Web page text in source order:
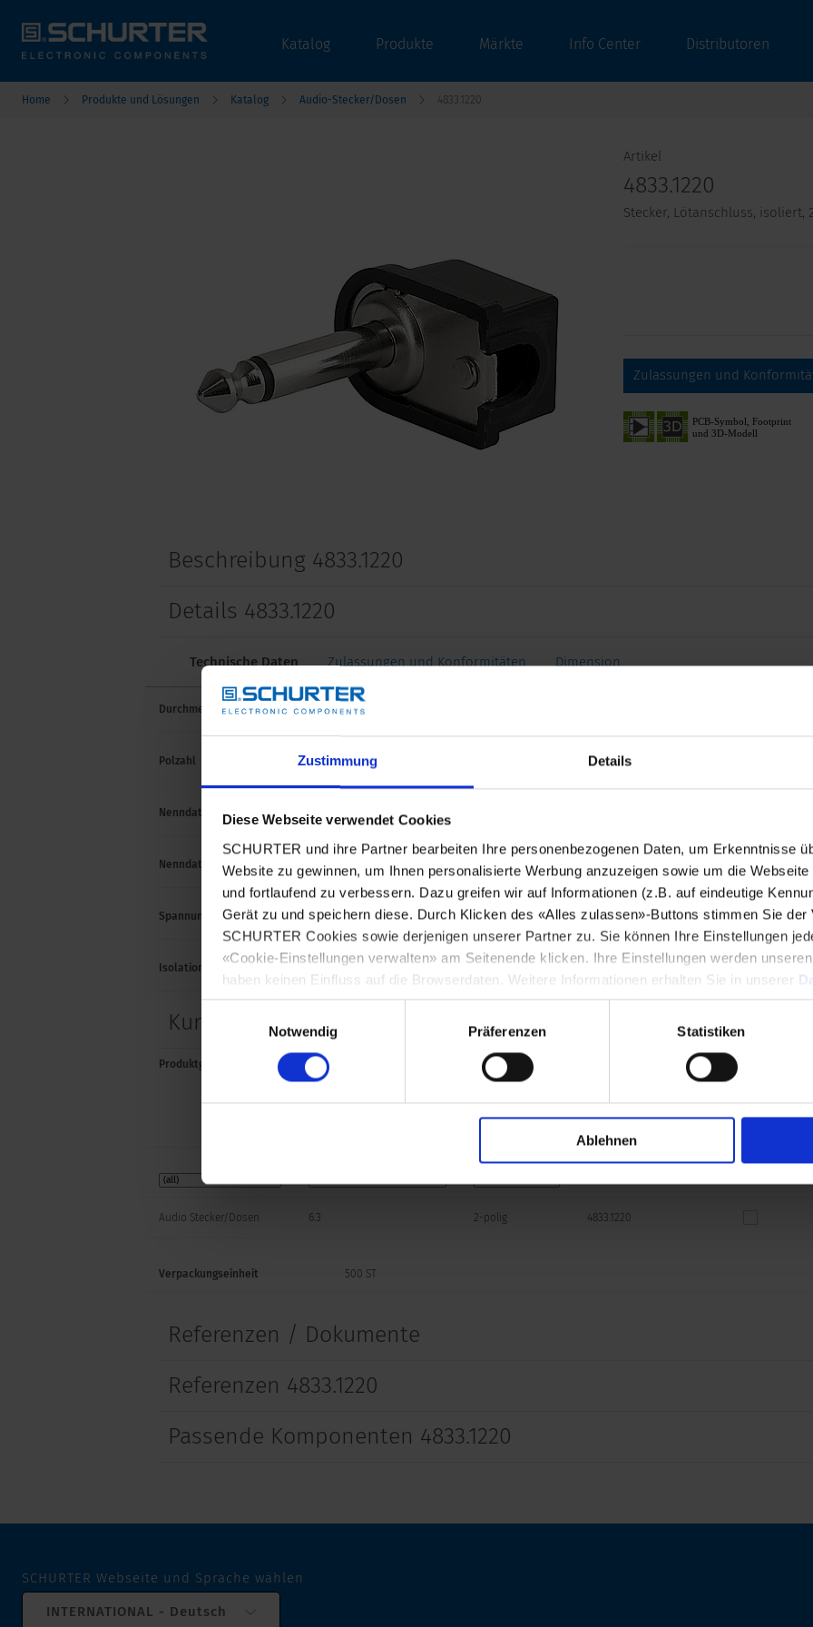
Zustimmung Details
Diese Webseite verwendet Cookies
SCHURTER und ihre Partner bearbeiten Ihre personenbezogenen Daten, um Erkenntnisse
Website zu gewinnen, um Ihnen personalisierte Werbung anzuzeigen sowie um die
und fortlaufend zu verbessern. Dazu greifen wir auf Informationen (z.B. auf eindeutige
Gerät zu und speichern diese. Durch Klicken des «Alles zulassen»-Buttons stimmen Sie der
SCHURTER Cookies sowie derjenigen unserer Partner zu. Sie können Ihre Einstellungen
«Cookie-Einstellungen verwalten» am Seitenende klicken. Ihre Einstellungen werden
haben keinen Einfluss auf die Browserdaten. Weitere Informationen erhalten Sie in unserer
Notwendig
Präferenzen Statistiken
Ablehnen
Katalog Produkte Märkte Info Center Distributoren
Home Produkte und Lösungen Katalog Audio-Stecker/Dosen 4833.1220
Artikel
4833.1220
Stecker, Lötanschluss, isoliert,
Zulassungen und
Beschreibung 4833.1220
Details 4833.1220
Technische Daten Zulassungen und Konformitäten Dimension
Durchmesser
Polzahl
Nenndaten DC 1 A / 30 VDC
Nenndaten AC 1 A / 30 VAC
Spannungsfestigkeit 500 VDC
Isolationswiderstand
Klemme
Bauform
Lebensdauer
Kurze Variantentabelle 4833.1220
Produktgruppe Durchmesser [mm] Polzahl
Symbole,
PCB-
Audio Stecker/Dosen 6.3 2-polig 4833.1220
Verpackungseinheit 500 ST
Referenzen / Dokumente
Referenzen 4833.1220
Passende Komponenten 4833.1220
SCHURTER Webseite und Sprache wählen
INTERNATIONAL - Deutsch